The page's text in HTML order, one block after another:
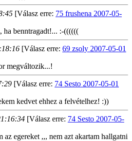
[Válasz erre: 75 frushena 2007-05-
ha benntragadt!... :-((((((
[Válasz erre: 69 zsoly 2007-05-01
megváltozik...!
[Válasz erre: 74 Sesto 2007-05-01
kedvet ehhez a felvételhez! :))
[Válasz erre: 74 Sesto 2007-05-
az egereket ,,, nem azt akartam hallgatni